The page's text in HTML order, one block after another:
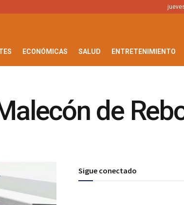
ECONÓMICAS SALUD ENTRETENIMIENTO
de
Sigue conectado